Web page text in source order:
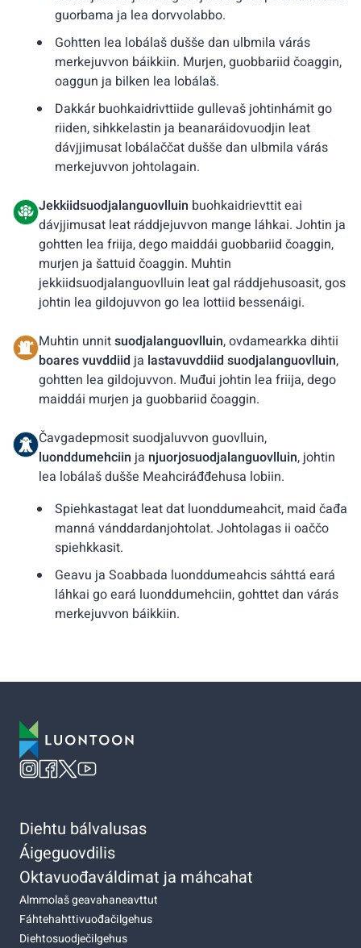
guorbama ja lea dorvvolabbo.
Gohtten lea lobálaš dušše dan ulbmila várás
merkejuvvon báikkiin. Murjen, guobbariid čoaggin,
oaggun ja bilken lea lobálaš.
Dakkár buohkaidrivttiide gullevaš johtinhámit go
riiden, sihkkelastin ja beanaráidovuodjin leat
dávjjimusat lobálaččat dušše dan ulbmila várás
merkejuvvon johtolagain.
Jekkiidsuodjalanguovlluin buohkaidrievttit eai
dávjjimusat leat ráddjejuvvon mange láhkai. Johtin ja
gohtten lea friija, dego maiddái guobbariid čoaggin,
murjen ja šattuid čoaggin. Muhtin
jekkiidsuodjalanguovlluin leat gal ráddjehusoasit, gos
johtin lea gildojuvvon go lea lottiid bessenáigi.
Muhtin unnitsuodjalanguovlluin, ovdamearkka dihtii
boares vuvddiid ja lastavuvddiid suodjalanguovlluin,
gohtten lea gildojuvvon. Muđui johtin lea friija, dego
maiddái murjen ja guobbariid čoaggin.
Čavgadepmosit suodjaluvvon guovlluin,
luonddumehciin ja njuorjosuodjalanguovlluin, johtin
lea lobálaš dušše Meahciráđđehusa lobiin.
Spiehkastagat leat dat luonddumeahcit, maid čađa
manná vánddardanjohtolat. Johtolagas ii oaččo
spiehkkasit.
Geavu ja Soabbada luonddumeahcis sáhttá eará
láhkai go eará luonddumehciin, gohttet dan várás
merkejuvvon báikkiin.
Diehtu bálvalusas
Áigeguovdilis
Oktavuođaváldimat ja máhcahat
Almmolaš geavahaneavttut
Fáhtehahttivuođačilgehus
Diehtosuodječilgehus